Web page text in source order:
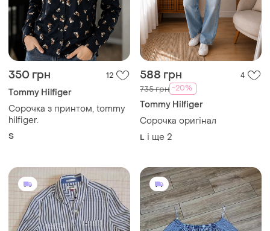
350 грн 12
Tommy Hilfiger
Сорочка з принтом, tommy
hilfiger.
S
588 грн 4
735 грн -20%
Tommy Hilfiger
Сорочка оригінал
L і ще 2